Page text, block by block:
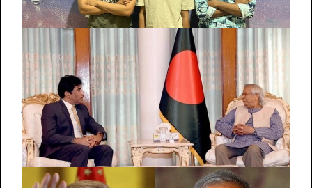
সাইবার হ্যাকাথনে বিজয়ী ঢাবি, সাইবার নিরাপত্তায় দক্ষ জনশক্তি
তৈরির আহ্বান